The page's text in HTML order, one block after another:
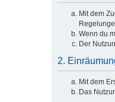
Mit dem
Wenn du
Der
2.
Mit dem
Das